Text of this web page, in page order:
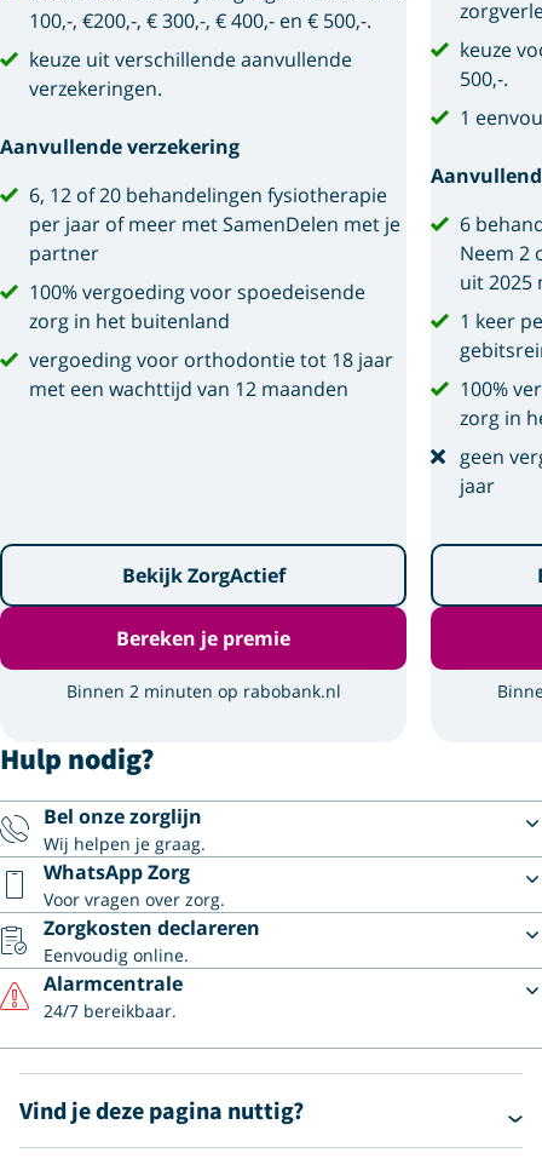
100,-, €200,-, € 300,-, € 400,- en € 500,-.
keuze uit verschillende aanvullende
verzekeringen.
Aanvullende verzekering
6, 12 of 20 behandelingen fysiotherapie
per jaar of meer met SamenDelen met je
partner
100% vergoeding voor spoedeisende
zorg in het buitenland
vergoeding voor orthodontie tot 18 jaar
met een wachttijd van 12 maanden
Bekijk ZorgActief
Bereken je premie
Binnen 2 minuten op rabobank.nl
keuze
500,-.
1
6
Neem 2
uit 2025
1 keer
100%
zorg in
geen
jaar
Hulp nodig?
Bel onze zorglijn
Wij helpen je graag.
WhatsApp Zorg
Voor vragen over zorg.
Zorgkosten declareren
Eenvoudig online.
Alarmcentrale
24/7 bereikbaar.
Vind je deze pagina nuttig?